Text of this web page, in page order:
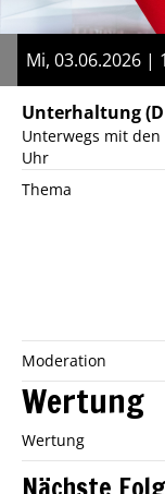
Mi, 03.06.2026 |
Unterhaltung
Unterwegs mit
Uhr
Thema
Moderation
Wertung
Wertung